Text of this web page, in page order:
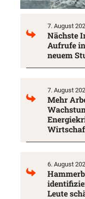
7. August
Nächste
Aufrufe
neuem
7. August
Mehr
6. August
Leute